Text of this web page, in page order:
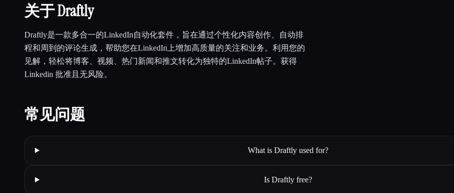
关于 Draftly
Draftly是一款多合一的LinkedIn自动化套件，旨在通过个性化内容创作、自动排
程和周到的评论生成，帮助您在LinkedIn上增加高质量的关注和业务。利用您的
见解，轻松将博客、视频、热门新闻和推文转化为独特的LinkedIn帖子。获得
Linkedin 批准且无风险。
常见问题
What is Draftly used for?
Is Draftly free?